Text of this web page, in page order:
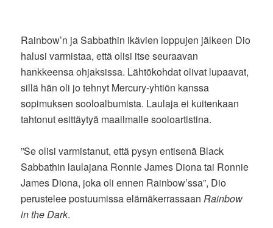
Rainbow’n ja Sabbathin ikävien loppujen jälkeen Dio
halusi varmistaa, että olisi itse seuraavan
hankkeensa ohjaksissa. Lähtökohdat olivat lupaavat,
sillä hän oli jo tehnyt Mercury-yhtiön kanssa
sopimuksen sooloalbumista. Laulaja ei kuitenkaan
tahtonut esittäytyä maailmalle sooloartistina.
”Se olisi varmistanut, että pysyn entisenä Black
Sabbathin laulajana Ronnie James Diona tai Ronnie
James Diona, joka oli ennen Rainbow’ssa”, Dio
perustelee postuumissa elämäkerrassaan Rainbow
in the Dark.